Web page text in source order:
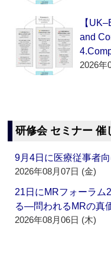
【
and
2026年
研修会 セミナー 催
9月4日に医療従事者
2026年08月07日 (金)
21日にMRフォーラム
る―問われるMRの真
2026年08月06日 (木)